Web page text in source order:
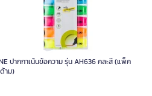
ปากกาเน้นข้อความ รุ่น AH636 คละสี (แพ็ค
าม)